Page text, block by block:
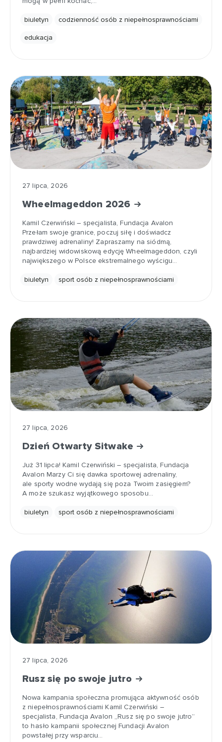
biuletyn codzienność osób z niepełnosprawnościami
edukacja
27 lipca, 2026
Wheelmageddon 2026
Kamil Czerwiński – specjalista, Fundacja Avalon
Przełam swoje granice, poczuj siłę i doświadcz
prawdziwej adrenaliny! Zapraszamy na siódmą,
najbardziej widowiskową edycję Wheelmageddon, czyli
największego w Polsce ekstremalnego wyścigu…
biuletyn sport osób z niepełnosprawnościami
27 lipca, 2026
Dzień Otwarty Sitwake
Już 31 lipca! Kamil Czerwiński – specjalista, Fundacja
Avalon Marzy Ci się dawka sportowej adrenaliny,
ale sporty wodne wydają się poza Twoim zasięgiem?
A może szukasz wyjątkowego sposobu…
biuletyn sport osób z niepełnosprawnościami
27 lipca, 2026
Rusz się po swoje jutro
Nowa kampania społeczna promująca aktywność osób
z niepełnosprawnościami Kamil Czerwiński –
specjalista, Fundacja Avalon „Rusz się po swoje jutro”
to hasło kampanii społecznej Fundacji Avalon
powstałej przy wsparciu…